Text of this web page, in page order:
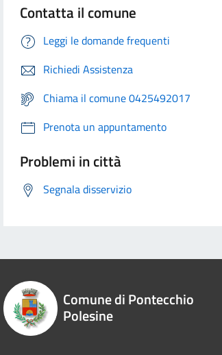
Contatta il comune
Leggi le domande frequenti
Richiedi Assistenza
Chiama il comune 0425492017
Prenota un appuntamento
Problemi in città
Segnala disservizio
Comune di Pontecchio
Polesine